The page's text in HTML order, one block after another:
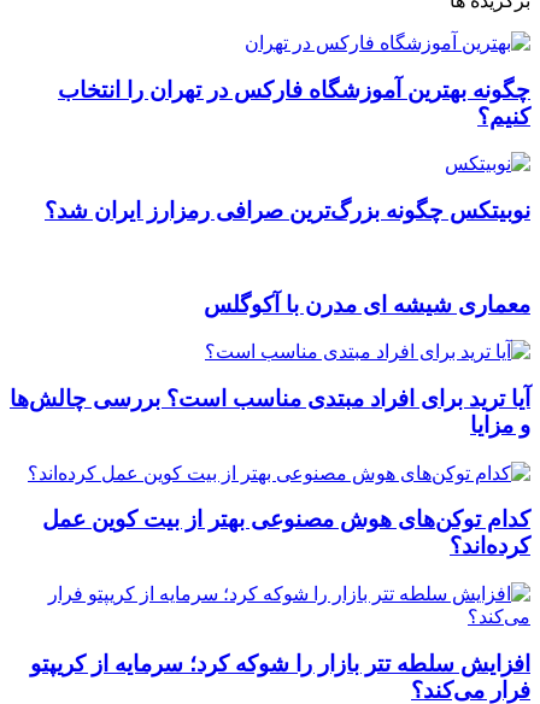
چگونه بهترین آموزشگاه فارکس در تهران را انتخاب
کنیم؟
نوبیتکس چگونه بزرگ‌ترین صرافی رمزارز ایران شد؟
معماری شیشه ای مدرن با آکوگلس
آیا ترید برای افراد مبتدی مناسب است؟ بررسی چالش‌ها
و مزایا
کدام توکن‌های هوش مصنوعی بهتر از بیت کوین عمل
کرده‌اند؟
افزایش سلطه تتر بازار را شوکه کرد؛ سرمایه از کریپتو
فرار می‌کند؟